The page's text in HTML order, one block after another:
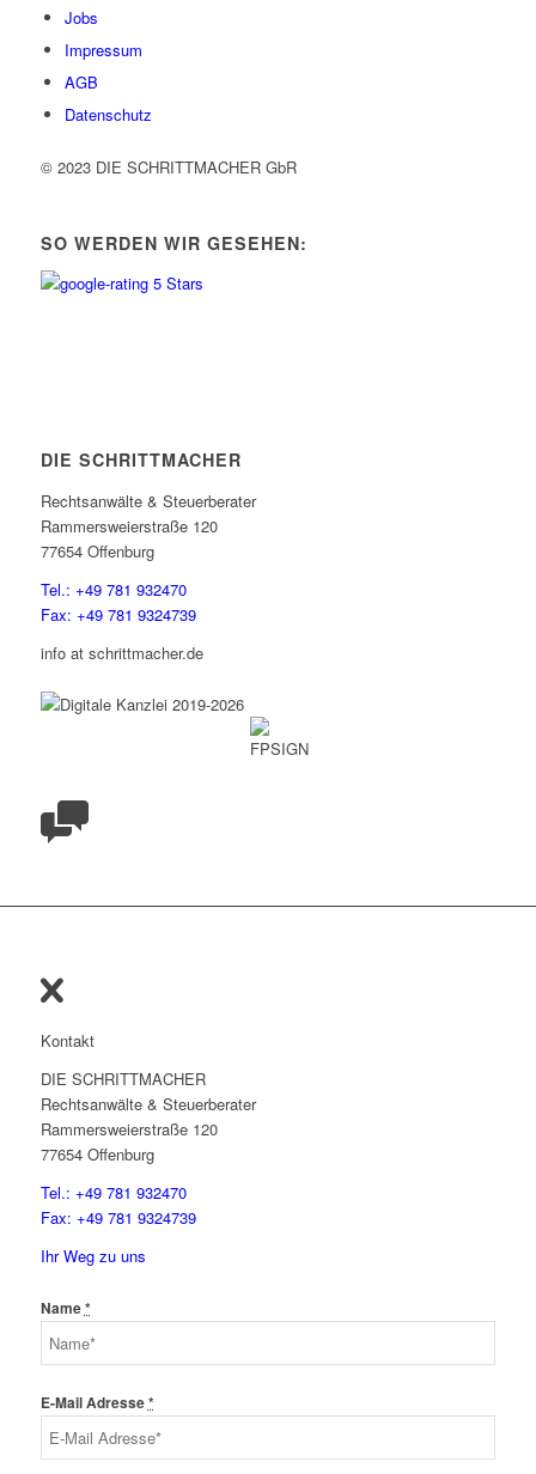
Jobs
Impressum
AGB
Datenschutz
© 2023 DIE SCHRITTMACHER GbR
SO WERDEN WIR GESEHEN:
DIE SCHRITTMACHER
Rechtsanwälte & Steuerberater
Rammersweierstraße 120
77654 Offenburg
Tel.: +49 781 932470
Fax: +49 781 9324739
info at schrittmacher.de
Kontakt
DIE SCHRITTMACHER
Rechtsanwälte & Steuerberater
Rammersweierstraße 120
77654 Offenburg
Tel.: +49 781 932470
Fax: +49 781 9324739
Ihr Weg zu uns
Name*
E-Mail Adresse*